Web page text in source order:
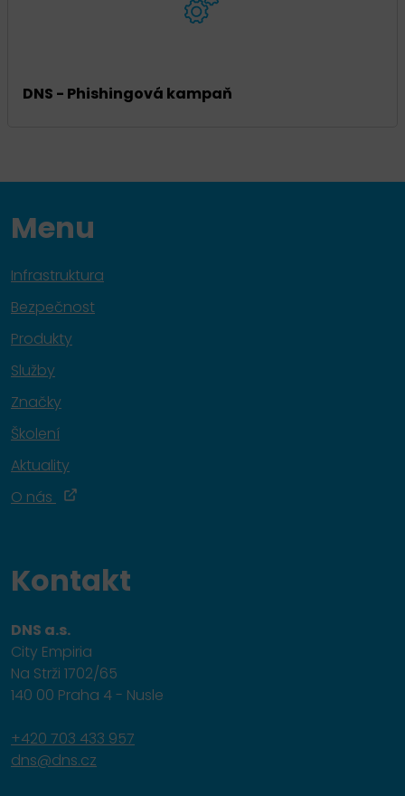
DNS - Phishingová kampaň
Menu
Infrastruktura
Bezpečnost
Produkty
Služby
Značky
Školení
Aktuality
O nás
Kontakt
DNS a.s.
City Empiria
Na Strži 1702/65
140 00 Praha 4 - Nusle
+420 703 433 957
dns@dns.cz